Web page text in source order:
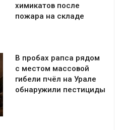
химикатов после
пожара на складе
В пробах рапса рядом
с местом массовой
гибели пчёл на Урале
обнаружили пестициды